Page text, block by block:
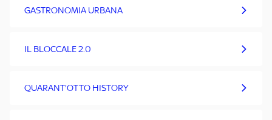
GASTRONOMIA URBANA
IL BLOCCALE 2.0
QUARANT'OTTO HISTORY